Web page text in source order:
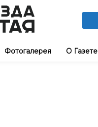
Фотогалерея О Газете